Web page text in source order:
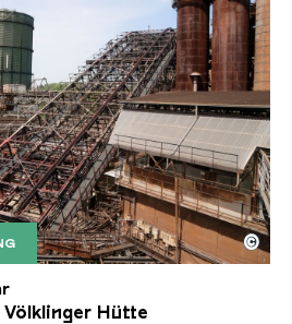
der Völklinger Hütte mit
Völklinger Hütte | Karl
©
Hütte